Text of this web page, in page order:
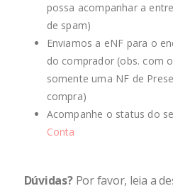
possa acompanhar a
de spam)
Enviamos a eNF para o
do comprador (obs. com
somente uma NF de
compra)
Acompanhe o status do
Conta
Dúvidas?Por favor, leia a